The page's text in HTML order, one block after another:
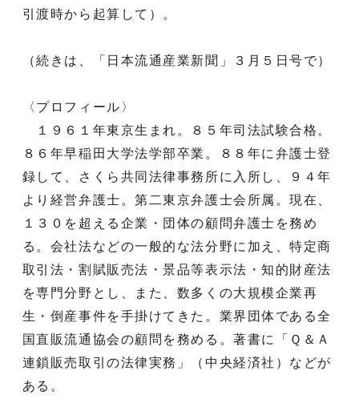
引渡時から起算して）。
（続きは、「日本流通産業新聞」３月５日号で）
〈プロフィール〉
１９６１年東京生まれ。８５年司法試験合格。
８６年早稲田大学法学部卒業。８８年に弁護士登
録して、さくら共同法律事務所に入所し、９４年
より経営弁護士。第二東京弁護士会所属。現在、
１３０を超える企業・団体の顧問弁護士を務め
る。会社法などの一般的な法分野に加え、特定商
取引法・割賦販売法・景品等表示法・知的財産法
を専門分野とし、また、数多くの大規模企業再
生・倒産事件を手掛けてきた。業界団体である全
国直販流通協会の顧問を務める。著書に「Ｑ＆Ａ
連鎖販売取引の法律実務」（中央経済社）などが
ある。